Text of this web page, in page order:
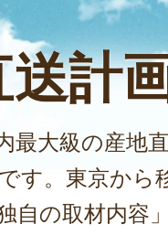
計
最大級の産地
す。東京から
自の取材内容